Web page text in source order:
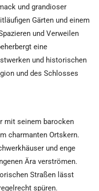
und grandioser
Gärten und einem
und Verweilen
eine
und historischen
und des Schlosses
mit seinem barocken
charmanten Ortskern.
und enge
Ära verströmen.
Straßen lässt
spüren.